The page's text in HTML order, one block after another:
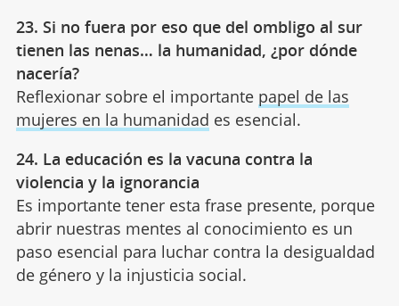
23. Si no fuera por eso que del ombligo al sur
tienen las nenas… la humanidad, ¿por dónde
nacería?
Reflexionar sobre el importante papel de las
mujeres en la humanidad es esencial.
24. La educación es la vacuna contra la
violencia y la ignorancia
Es importante tener esta frase presente, porque
abrir nuestras mentes al conocimiento es un
paso esencial para luchar contra la desigualdad
de género y la injusticia social.